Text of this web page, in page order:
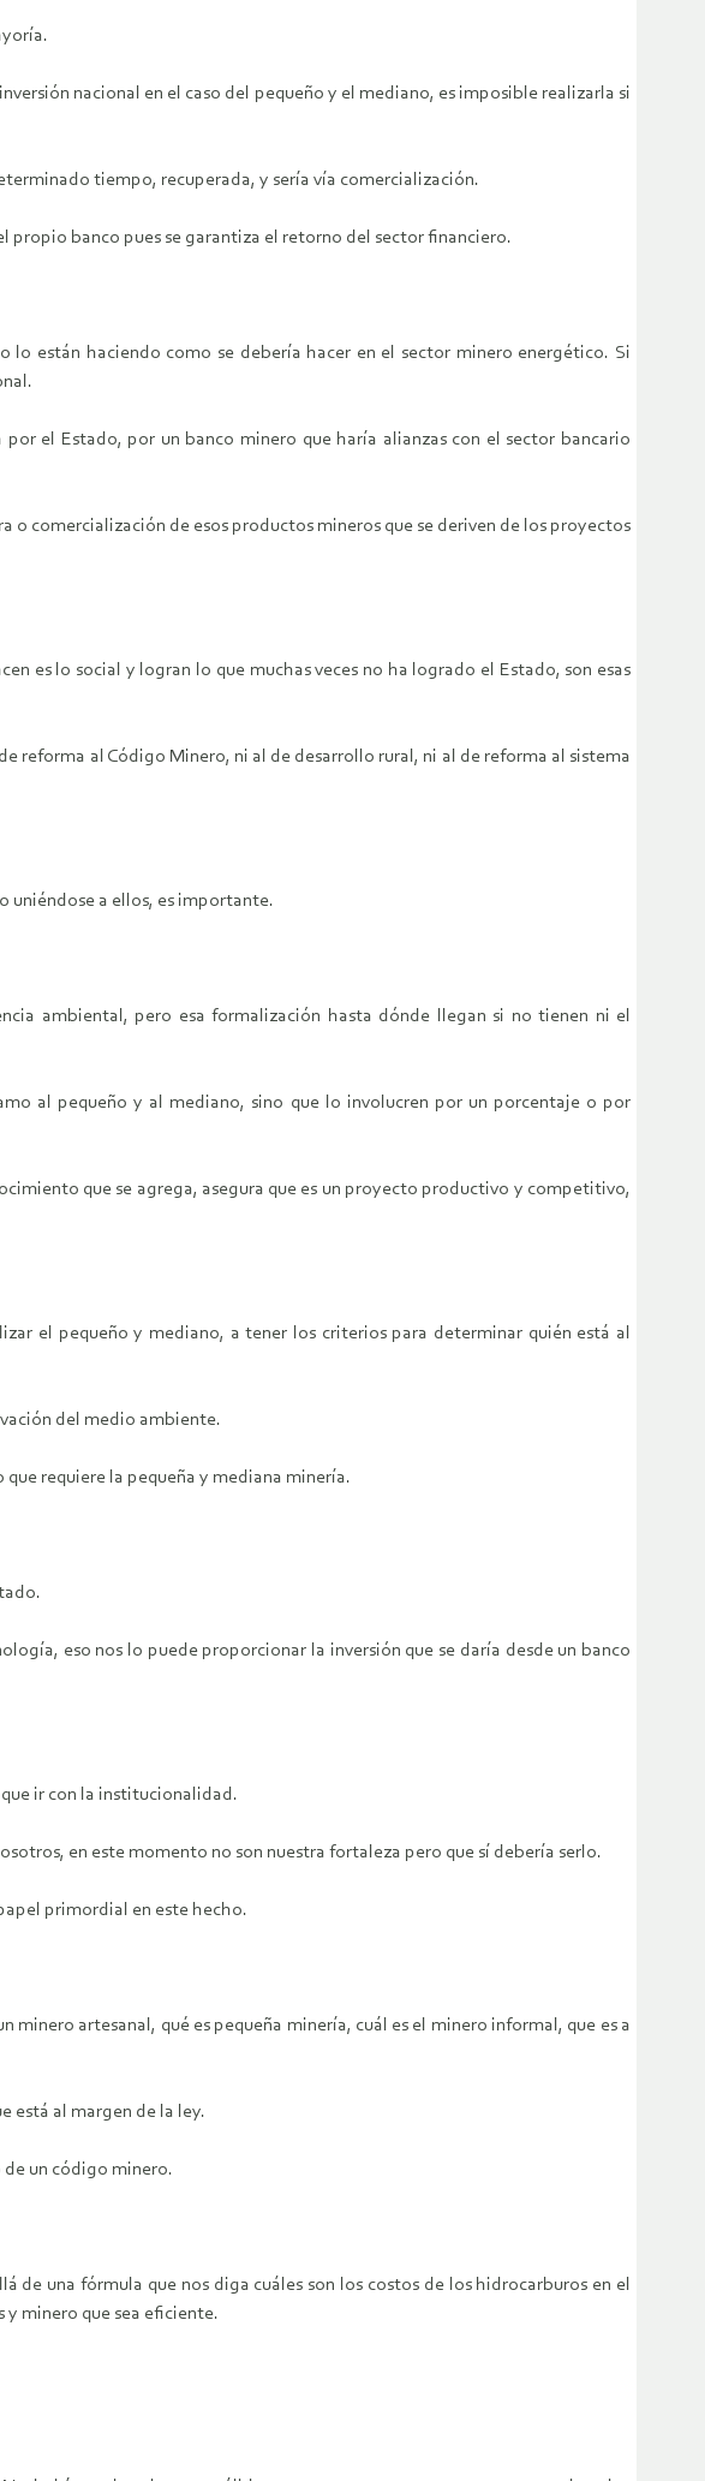
nacional en el caso del pequeño y el mediano, es imposible realizarla si
tiempo, recuperada, y sería vía comercialización.
propio banco pues se garantiza el retorno del sector financiero.
lo están haciendo como se debería hacer en el sector minero energético. Si
el Estado, por un banco minero que haría alianzas con el sector bancario
o comercialización de esos productos mineros que se deriven de los proyectos
es lo social y logran lo que muchas veces no ha logrado el Estado, son esas
reforma al Código Minero, ni al de desarrollo rural, ni al de reforma al sistema
uniéndose a ellos, es importante.
ambiental, pero esa formalización hasta dónde llegan si no tienen ni el
al pequeño y al mediano, sino que lo involucren por un porcentaje o por
que se agrega, asegura que es un proyecto productivo y competitivo,
el pequeño y mediano, a tener los criterios para determinar quién está al
del medio ambiente.
requiere la pequeña y mediana minería.
eso nos lo puede proporcionar la inversión que se daría desde un banco
ir con la institucionalidad.
en este momento no son nuestra fortaleza pero que sí debería serlo.
primordial en este hecho.
artesanal, qué es pequeña minería, cuál es el minero informal, que es a
está al margen de la ley.
de un código minero.
una fórmula que nos diga cuáles son los costos de los hidrocarburos en el
y minero que sea eficiente.